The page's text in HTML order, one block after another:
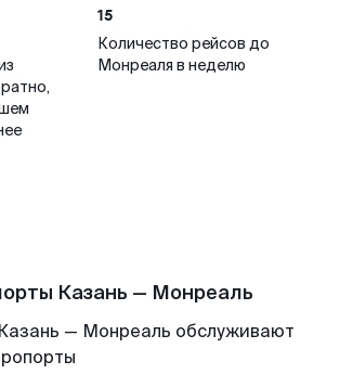
15
Количество рейсов до
Монреаля в неделю
Казань — Монреаль
— Монреаль обслуживают